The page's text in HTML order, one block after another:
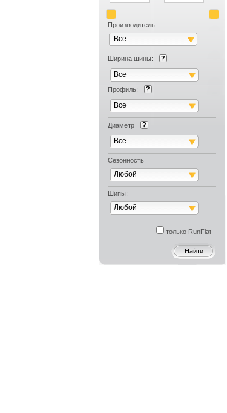
Производитель:
Все
Ширина шины:
Все
Профиль:
Все
Диаметр
Все
Сезонность
Любой
Шипы:
Любой
только RunFlat